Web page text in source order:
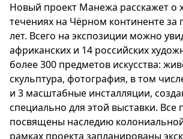
Новый проект Манежа расскажет о
течениях на Чёрном континенте за
лет. Всего на экспозиции можно
африканских и 14 российских
более 300 предметов искусства:
скульптура, фотография, в том
и 3 масштабные инсталляции,
специально для этой выставки. Все
посвящены наследию
рамках проекта запланированы